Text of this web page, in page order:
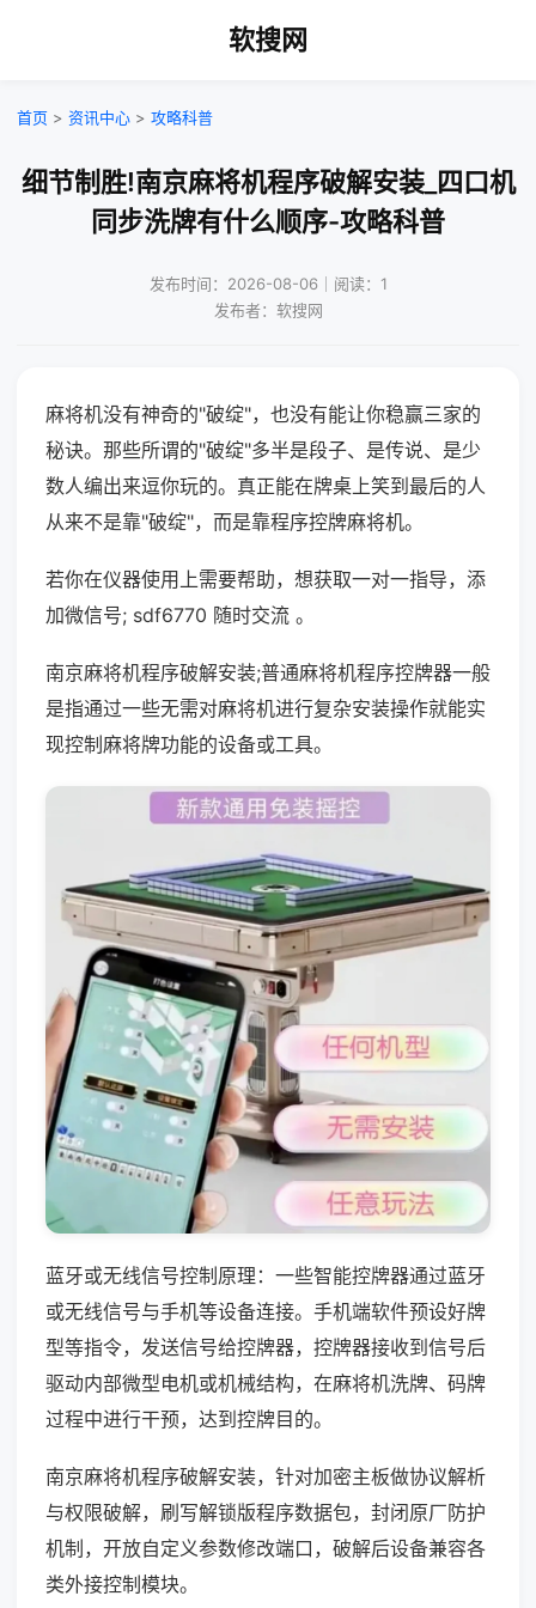
软搜网
首页 > 资讯中心 > 攻略科普
细节制胜!南京麻将机程序破解安装_四口机
同步洗牌有什么顺序-攻略科普
发布时间：2026-08-06｜阅读：1
发布者：软搜网
麻将机没有神奇的"破绽"，也没有能让你稳赢三家的
秘诀。那些所谓的"破绽"多半是段子、是传说、是少
数人编出来逗你玩的。真正能在牌桌上笑到最后的人
从来不是靠"破绽"，而是靠程序控牌麻将机。
若你在仪器使用上需要帮助，想获取一对一指导，添
加微信号; sdf6770 随时交流 。
南京麻将机程序破解安装;普通麻将机程序控牌器一般
是指通过一些无需对麻将机进行复杂安装操作就能实
现控制麻将牌功能的设备或工具。
蓝牙或无线信号控制原理：一些智能控牌器通过蓝牙
或无线信号与手机等设备连接。手机端软件预设好牌
型等指令，发送信号给控牌器，控牌器接收到信号后
驱动内部微型电机或机械结构，在麻将机洗牌、码牌
过程中进行干预，达到控牌目的。
南京麻将机程序破解安装，针对加密主板做协议解析
与权限破解，刷写解锁版程序数据包，封闭原厂防护
机制，开放自定义参数修改端口，破解后设备兼容各
类外接控制模块。